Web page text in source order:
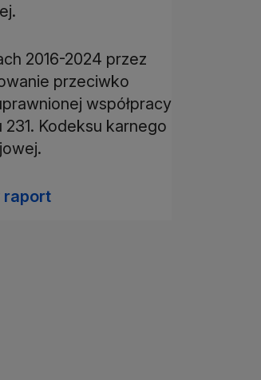
2016-2024 przez
przeciwko
współpracy
Kodeksu karnego
raport